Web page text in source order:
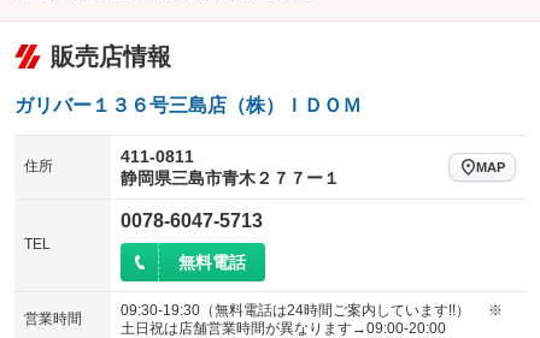
販売店情報
ガリバー１３６号三島店（株）ＩＤＯＭ
住所
411-0811
静岡県三島市青木２７７ー１
MAP
TEL
0078-6047-5713
無料電話
営業時間
09:30-19:30（無料電話は24時間ご案内しています!!） ※
土日祝は店舗営業時間が異なります→09:00-20:00